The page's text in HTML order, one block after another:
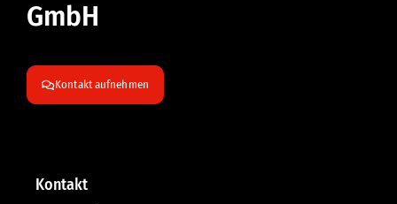
GmbH
Kontakt aufnehmen
Kontakt